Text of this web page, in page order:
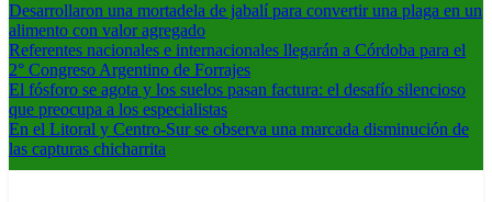
Desarrollaron una mortadela de jabalí para convertir una plaga en un
alimento con valor agregado
Referentes nacionales e internacionales llegarán a Córdoba para el
2° Congreso Argentino de Forrajes
El fósforo se agota y los suelos pasan factura: el desafío silencioso
que preocupa a los especialistas
En el Litoral y Centro-Sur se observa una marcada disminución de
las capturas chicharrita